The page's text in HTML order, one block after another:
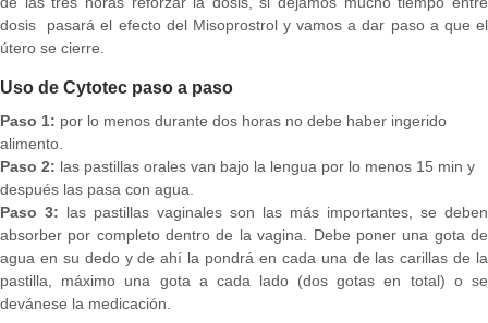
dosis pasará el efecto del Misoprostrol y vamos a dar paso a que el
útero se cierre.
Uso de Cytotec paso a paso
Paso 1: por lo menos durante dos horas no debe haber ingerido
alimento.
Paso 2: las pastillas orales van bajo la lengua por lo menos 15 min y
después las pasa con agua.
Paso 3: las pastillas vaginales son las más importantes, se deben
absorber por completo dentro de la vagina. Debe poner una gota de
agua en su dedo y de ahí la pondrá en cada una de las carillas de la
pastilla, máximo una gota a cada lado (dos gotas en total) o se
devánese la medicación.